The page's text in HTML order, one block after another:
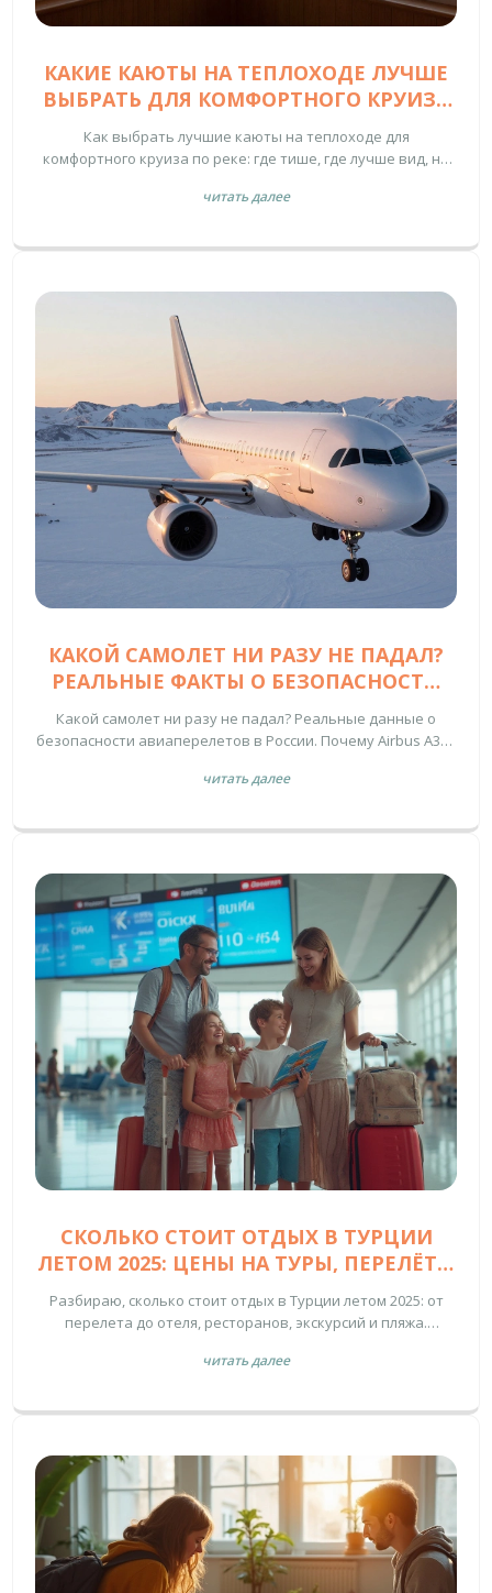
КАКИЕ КАЮТЫ НА ТЕПЛОХОДЕ ЛУЧШЕ
ВЫБРАТЬ ДЛЯ КОМФОРТНОГО КРУИЗА
Как выбрать лучшие каюты на теплоходе для
комфортного круиза по реке: где тише, где лучше вид, на
семей, пожилых и тех, кто ценит покой.
читать далее
КАКОЙ САМОЛЕТ НИ РАЗУ НЕ ПАДАЛ?
РЕАЛЬНЫЕ ФАКТЫ О БЕЗОПАСНОСТИ
АВИАПЕРЕЛЕТОВ В РОССИИ
Какой самолет ни разу не падал? Реальные данные о
безопасности авиаперелетов в России. Почему Airbus A320
как избежать рисков при полетах.
читать далее
СКОЛЬКО СТОИТ ОТДЫХ В ТУРЦИИ
ЛЕТОМ 2025: ЦЕНЫ НА ТУРЫ, ПЕРЕЛЁТЫ
Разбираю, сколько стоит отдых в Турции летом 2025: от
перелета до отеля, ресторанов, экскурсий и пляжа.
читать далее